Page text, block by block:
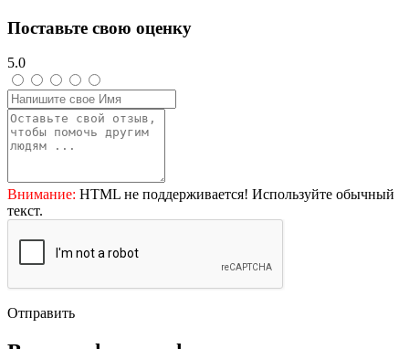
Поставьте свою оценку
5.0
Внимание: HTML не поддерживается! Используйте обычный
текст.
Отправить